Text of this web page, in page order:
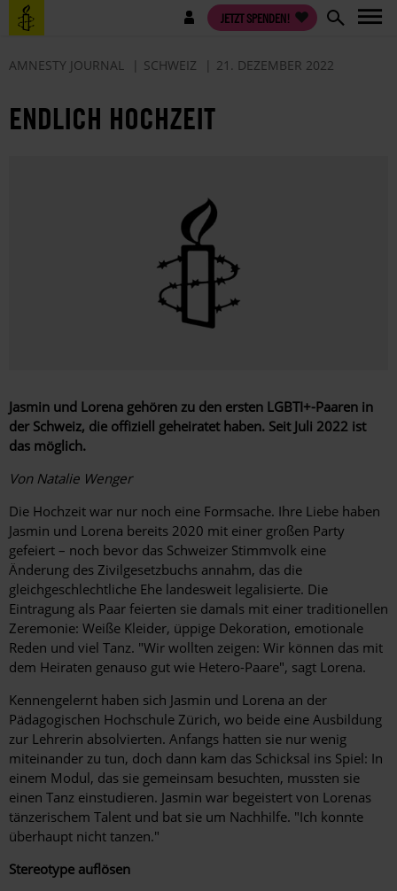
Direkt
zum
Benutzermenü JETZT SPENDEN!
AMNESTY JOURNAL SCHWEIZ 21. DEZEMBER 2022
ENDLICH HOCHZEIT
Jasmin und Lorena gehören zu den ersten LGBTI+-Paaren in
der Schweiz, die offiziell geheiratet haben. Seit Juli 2022 ist
das möglich.
Von Natalie Wenger
Die Hochzeit war nur noch eine Formsache. Ihre Liebe haben
Jasmin und Lorena bereits 2020 mit einer großen Party
gefeiert – noch bevor das Schweizer Stimmvolk eine
Änderung des Zivilgesetzbuchs annahm, das die
gleichgeschlechtliche Ehe landesweit legalisierte. Die
Eintragung als Paar feierten sie damals mit einer traditionellen
Zeremonie: Weiße Kleider, üppige Dekoration, emotionale
Reden und viel Tanz. "Wir wollten zeigen: Wir können das mit
dem Heiraten genauso gut wie Hetero-Paare", sagt Lorena.
Kennengelernt haben sich Jasmin und Lorena an der
Pädagogischen Hochschule Zürich, wo beide eine Ausbildung
zur Lehrerin absolvierten. Anfangs hatten sie nur wenig
miteinander zu tun, doch dann kam das Schicksal ins Spiel: In
einem ­Modul, das sie gemeinsam besuchten, muss­ten sie
einen Tanz einstudieren. Jasmin war begeistert von Lorenas
tänzerischem Talent und bat sie um Nachhilfe. "Ich konnte
überhaupt nicht tanzen."
Stereotype auflösen